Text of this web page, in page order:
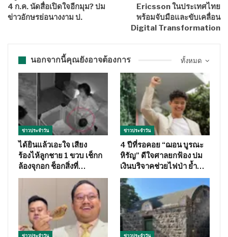
4 ก.ค. นัดสื่อเปิดใจอีกมุม? ปม
ข่าวอักษรย่อนางงาม ป.
Ericsson ในประเทศไทย
พร้อมจับมือและขับเคลื่อน
Digital Transformation
ทั้งหมด
นอกจากนี้คุณยังอาจต้องการ
ข่าวประจำวัน
ได้ยินแล้วเอะใจ เสียง
ร้องไห้ลูกชาย 1 ขวบ เช็กก
ล้องจุกอก ช็อกสิ่งที่…
ข่าวประจำวัน
4 ปีที่รอคอย “ฌอน บูรณะ
หิรัญ” ดีใจศาลยกฟ้อง ปม
เงินบริจาคช่วยไฟป่า ย้ำ…